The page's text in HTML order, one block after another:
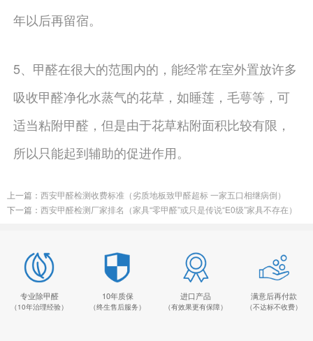
年以后再留宿。
5、甲醛在很大的范围内的，能经常在室外置放许多
吸收甲醛净化水蒸气的花草，如睡莲，毛萼等，可
适当粘附甲醛，但是由于花草粘附面积比较有限，
所以只能起到辅助的促进作用。
上一篇： 西安甲醛检测收费标准（劣质地板致甲醛超标 一家五口相继病倒）
下一篇： 西安甲醛检测厂家排名（家具“零甲醛”或只是传说“E0级”家具不存在）
专业除甲醛
（10年治理经验）
10年质保
（终生售后服务）
进口产品
（有效果更有保障）
满意后再付款
（不达标不收费）